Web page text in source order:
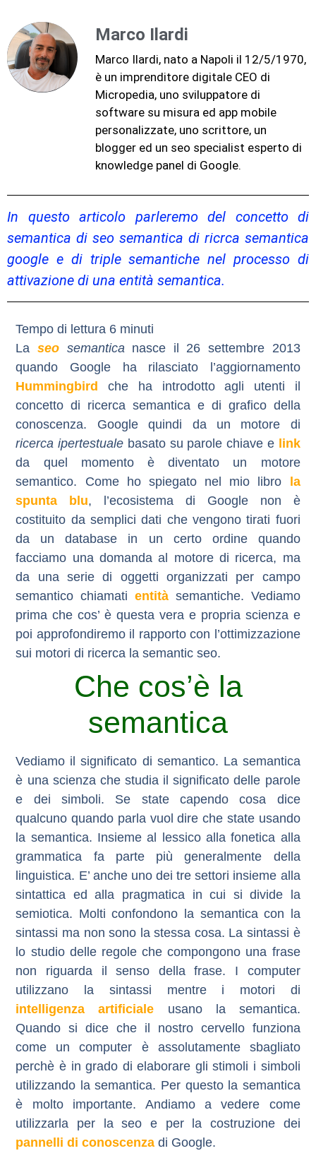
Marco Ilardi
Marco Ilardi, nato a Napoli il 12/5/1970,
è un imprenditore digitale CEO di
Micropedia, uno sviluppatore di
software su misura ed app mobile
personalizzate, uno scrittore, un
blogger ed un seo specialist esperto di
knowledge panel di Google.
In questo articolo parleremo del concetto di
semantica di seo semantica di ricrca semantica
google e di triple semantiche nel processo di
attivazione di una entità semantica.
La seo semanticanasce il 26 settembre 2013
quando Google ha rilasciato l’aggiornamento
Hummingbirdche ha introdotto agli utenti il
concetto di ricerca semantica e di grafico della
conoscenza. Google quindi da un motore di
ricerca ipertestuale basato su parole chiave e link
da quel momento è diventato un motore
semantico. Come ho spiegato nel mio libro
la
spunta blu, l’ecosistema di Google non è
costituito da semplici dati che vengono tirati fuori
da un database in un certo ordine quando
facciamo una domanda al motore di ricerca, ma
da una serie di oggetti organizzati per campo
semantico chiamati entità semantiche. Vediamo
prima che cos’ è questa vera e propria scienza e
poi approfondiremo il rapporto con l’ottimizzazione
sui motori di ricerca la semantic seo.
Che cos’è la
semantica
Vediamo il significato di semantico. La semantica
è una scienza che studia il significato delle parole
e dei simboli. Se state capendo cosa dice
qualcuno quando parla vuol dire che state usando
la semantica. Insieme al lessicoallafonetica alla
grammatica fa parte più generalmente della
linguistica. E’ anche uno dei tre settori insieme alla
sintattica ed alla pragmaticain cui si divide la
semiotica. Molti confondono la semantica con la
sintassi ma non sono la stessa cosa. La sintassi è
lo studio delle regole che compongono una frase
non riguarda il senso della frase. I computer
utilizzano la sintassi mentre i motori di
intelligenza artificiale usano la semantica.
Quando si dice che il nostro cervello funziona
come un computer è assolutamente sbagliato
perchè è in grado di elaborare gli stimoli i simboli
utilizzando la semantica. Per questo la semantica
è molto importante. Andiamo a vedere come
utilizzarla per la seo e per la costruzione dei
pannelli di conoscenza di Google.